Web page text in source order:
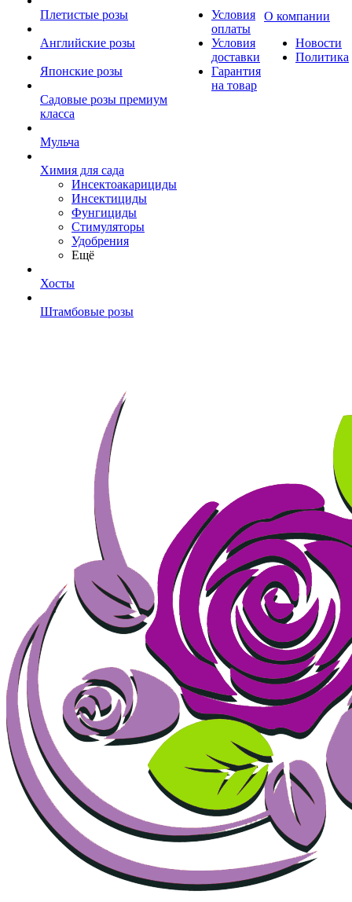
Плетистые розы
Английские розы
Японские розы
Садовые розы премиум
класса
Мульча
Химия для сада
Инсектоакарициды
Инсектициды
Фунгициды
Стимуляторы
Удобрения
Ещё
Хосты
Штамбовые розы
Условия
оплаты
Условия
доставки
Гарантия
на товар
О компании
Новости
Политика